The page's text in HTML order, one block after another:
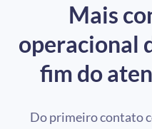
Mais
operacional
fim do
Do primeiro contato